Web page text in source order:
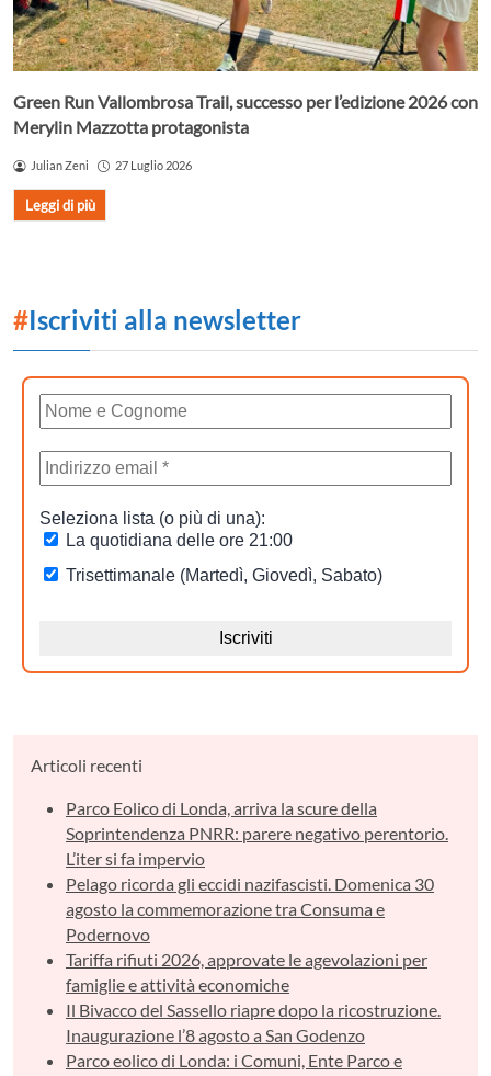
Green Run Vallombrosa Trail, successo per l’edizione 2026 con
Merylin Mazzotta protagonista
Julian Zeni 27 Luglio 2026
Leggi di più
#Iscriviti alla newsletter
Articoli recenti
Parco Eolico di Londa, arriva la scure della
Soprintendenza PNRR: parere negativo perentorio.
L’iter si fa impervio
Pelago ricorda gli eccidi nazifascisti. Domenica 30
agosto la commemorazione tra Consuma e
Podernovo
Tariffa rifiuti 2026, approvate le agevolazioni per
famiglie e attività economiche
Il Bivacco del Sassello riapre dopo la ricostruzione.
Inaugurazione l’8 agosto a San Godenzo
Parco eolico di Londa: i Comuni, Ente Parco e